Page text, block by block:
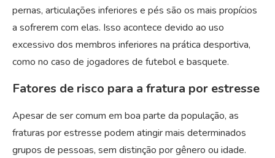
pernas, articulações inferiores e pés são os mais propícios
a sofrerem com elas. Isso acontece devido ao uso
excessivo dos membros inferiores na prática desportiva,
como no caso de jogadores de futebol e basquete.
Fatores de risco para a fratura por estresse
Apesar de ser comum em boa parte da população, as
fraturas por estresse podem atingir mais determinados
grupos de pessoas, sem distinção por gênero ou idade.